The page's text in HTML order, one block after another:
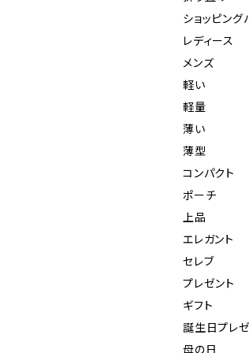
ショッピング
レディース
メンズ
軽い
軽量
薄い
薄型
コンパクト
ポーチ
上品
エレガント
セレブ
プレゼント
ギフト
誕生日プレ
母の日